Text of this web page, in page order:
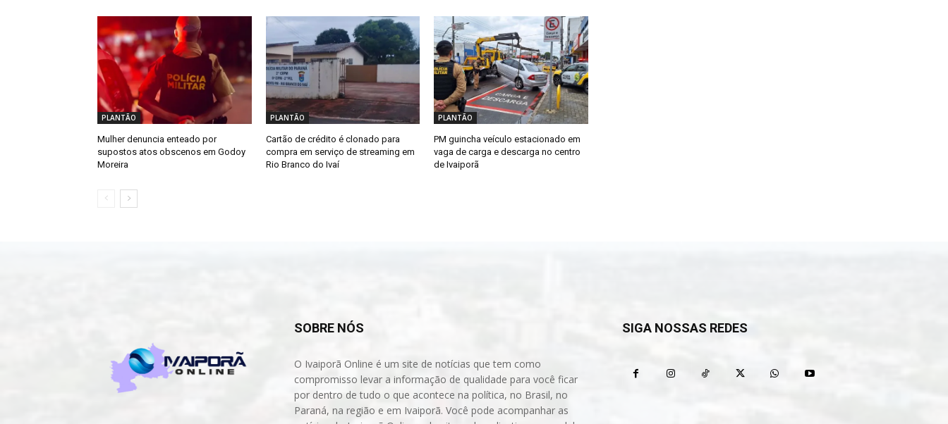
PLANTÃO
Mulher denuncia enteado por
supostos atos obscenos em Godoy
Moreira
PLANTÃO
Cartão de crédito é clonado para
compra em serviço de streaming em
Rio Branco do Ivaí
PLANTÃO
PM guincha veículo estacionado em
vaga de carga e descarga no centro
de Ivaiporã
SOBRE NÓS
O Ivaiporã Online é um site de notícias que tem como
compromisso levar a informação de qualidade para você ficar
por dentro de tudo o que acontece na política, no Brasil, no
Paraná, na região e em Ivaiporã. Você pode acompanhar as
SIGA NOSSAS REDES